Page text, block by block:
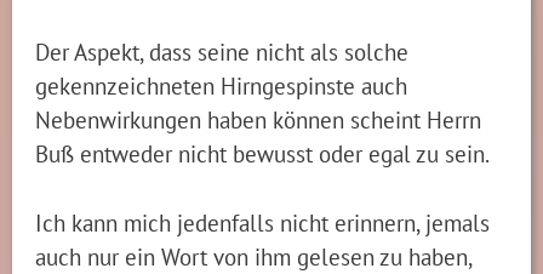
Der Aspekt, dass seine nicht als solche
gekennzeichneten Hirngespinste auch
Nebenwirkungen haben können scheint Herrn
Buß entweder nicht bewusst oder egal zu sein.
Ich kann mich jedenfalls nicht erinnern, jemals
auch nur ein Wort von ihm gelesen zu haben,